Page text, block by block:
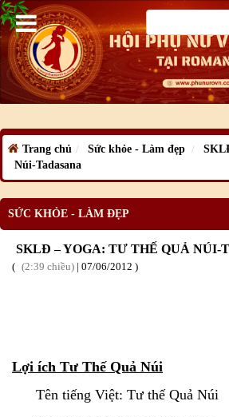
Trang chủ Sức khỏe - Làm đẹp
Núi-Tadasana
SỨC KHỎE - LÀM ĐẸP
SKLĐ – YOGA: TƯ THẾ QUẢ NÚI-
2:39 chiều | 07/06/2012
Lợi ích Tư Thế Quả Núi
Tên tiếng Việt: Tư thế Quả Núi